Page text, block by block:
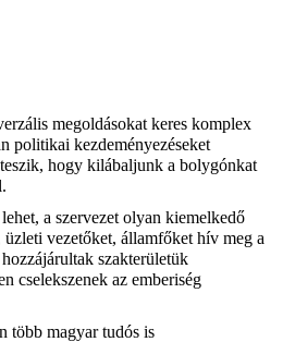
megoldásokat keres komplex
politikai kezdeményezéseket
hogy kilábaljunk a bolygónkat
a szervezet olyan kiemelkedő
vezetőket, államfőket hív meg a
szakterületük
cselekszenek az emberiség
több magyar tudós is